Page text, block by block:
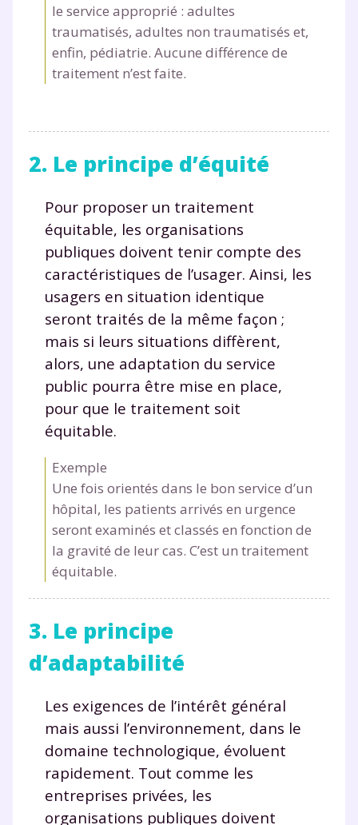
le service approprié : adultes
traumatisés, adultes non traumatisés et,
enfin, pédiatrie. Aucune différence de
traitement n’est faite.
2. Le principe d’équité
Pour proposer un traitement
équitable, les organisations
publiques doivent tenir compte des
caractéristiques de l’usager. Ainsi, les
usagers en situation identique
seront traités de la même façon ;
mais si leurs situations diffèrent,
alors, une adaptation du service
public pourra être mise en place,
pour que le traitement soit
équitable.
Exemple
Une fois orientés dans le bon service d’un
hôpital, les patients arrivés en urgence
seront examinés et classés en fonction de
la gravité de leur cas. C’est un traitement
équitable.
3. Le principe
d’adaptabilité
Les exigences de l’intérêt général
mais aussi l’environnement, dans le
domaine technologique, évoluent
rapidement. Tout comme les
entreprises privées, les
organisations publiques doivent